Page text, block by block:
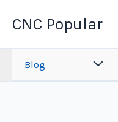
CNC Popular
Blog